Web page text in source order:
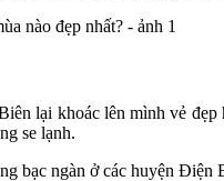
lại khoác lên mình vẻ đẹp
se lạnh.
bạc ngàn ở các huyện